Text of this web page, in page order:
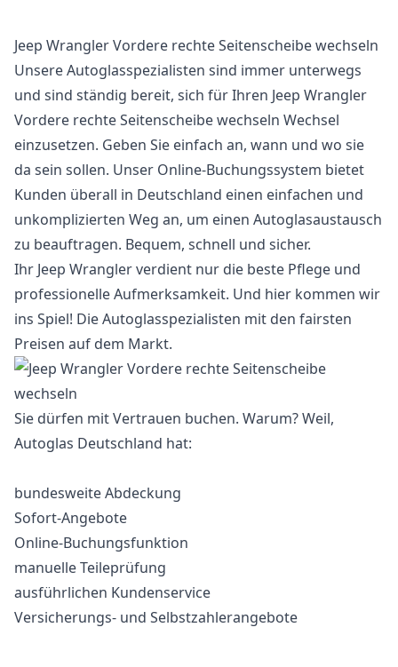
Jeep Wrangler Vordere rechte Seitenscheibe wechseln
Unsere Autoglasspezialisten sind immer unterwegs
und sind ständig bereit, sich für Ihren Jeep Wrangler
Vordere rechte Seitenscheibe wechseln Wechsel
einzusetzen. Geben Sie einfach an, wann und wo sie
da sein sollen. Unser Online-Buchungssystem bietet
Kunden überall in Deutschland einen einfachen und
unkomplizierten Weg an, um einen Autoglasaustausch
zu beauftragen. Bequem, schnell und sicher.
Ihr Jeep Wrangler verdient nur die beste Pflege und
professionelle Aufmerksamkeit. Und hier kommen wir
ins Spiel! Die Autoglasspezialisten mit den fairsten
Preisen auf dem Markt.
Sie dürfen mit Vertrauen buchen. Warum? Weil,
Autoglas Deutschland hat:
bundesweite Abdeckung
Sofort-Angebote
Online-Buchungsfunktion
manuelle Teileprüfung
ausführlichen Kundenservice
Versicherungs- und Selbstzahlerangebote